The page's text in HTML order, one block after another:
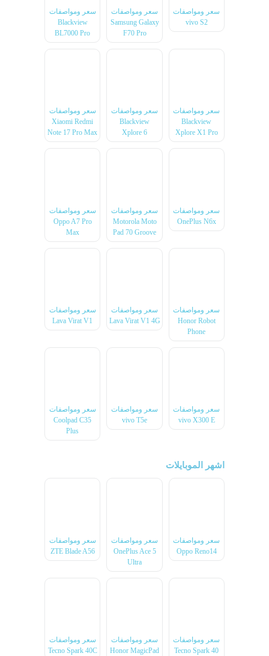
سعر ومواصفات
vivo S2
سعر ومواصفات
Samsung Galaxy
F70 Pro
سعر ومواصفات
Blackview
BL7000 Pro
سعر ومواصفات
Blackview
Xplore X1 Pro
سعر ومواصفات
Blackview
Xplore 6
سعر ومواصفات
Xiaomi Redmi
Note 17 Pro Max
سعر ومواصفات
OnePlus N6x
سعر ومواصفات
Motorola Moto
Pad 70 Groove
سعر ومواصفات
Oppo A7 Pro
Max
سعر ومواصفات
Honor Robot
Phone
سعر ومواصفات
Lava Virat V1 4G
سعر ومواصفات
Lava Virat V1
سعر ومواصفات
vivo X300 E
سعر ومواصفات
vivo T5e
سعر ومواصفات
Coolpad C35
Plus
اشهر الموبايلات
سعر ومواصفات
Oppo Reno14
سعر ومواصفات
OnePlus Ace 5
Ultra
سعر ومواصفات
ZTE Blade A56
سعر ومواصفات
Tecno Spark 40
سعر ومواصفات
Honor MagicPad
سعر ومواصفات
Tecno Spark 40C